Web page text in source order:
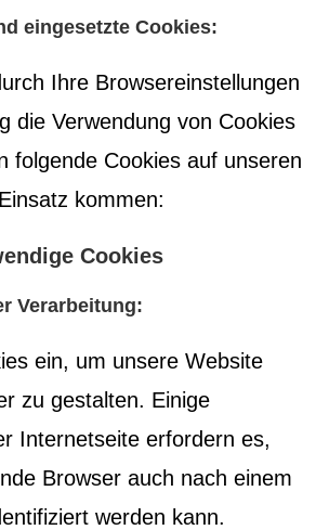
eingesetzte Cookies:
Ihre Browsereinstellungen
die Verwendung von Cookies
folgende Cookies auf unseren
kommen:
Cookies
Verarbeitung:
ein, um unsere Website
zu gestalten. Einige
Internetseite erfordern es,
Browser auch nach einem
werden kann.